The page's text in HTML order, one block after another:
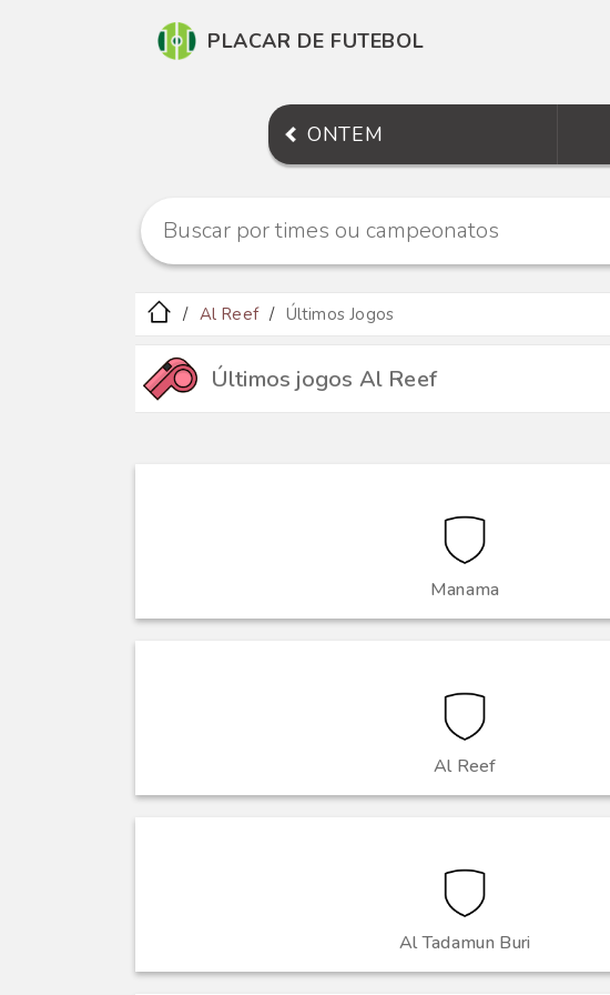
PLACAR DE FUTEBOL
ONTEM
Al Reef Últimos Jogos
Últimos jogos Al Reef
Manama
Al Reef
Al Tadamun Buri